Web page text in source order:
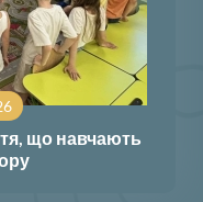
що навчають